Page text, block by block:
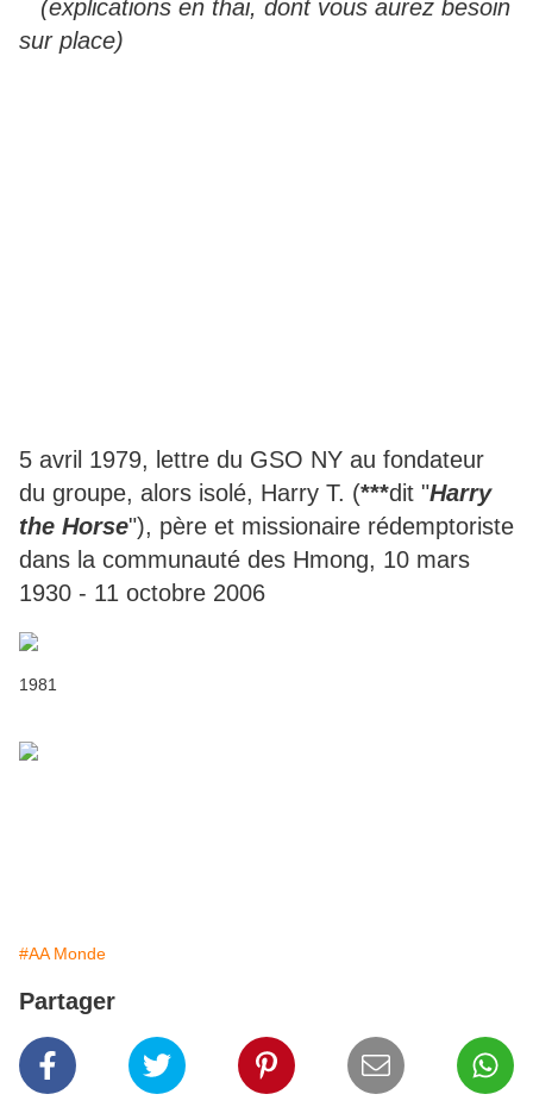
(explications en thai, dont vous aurez besoin
sur place)
5 avril 1979, lettre du GSO NY au fondateur
du groupe, alors isolé, Harry T. (***dit "Harry
the Horse"), père et missionaire rédemptoriste
dans la communauté des Hmong, 10 mars
1930 - 11 octobre 2006
1981
#AA Monde
Partager